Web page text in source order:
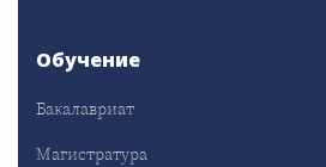
Обучение
Бакалавриат
Магистратура